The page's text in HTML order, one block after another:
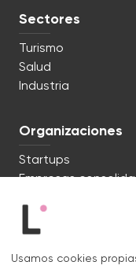
Estamos listos.
c/ Lluís Muntadas
Sectores
Turismo
Salud
Industria
Organizaciones
Startups
Empresas
Usamos cookies